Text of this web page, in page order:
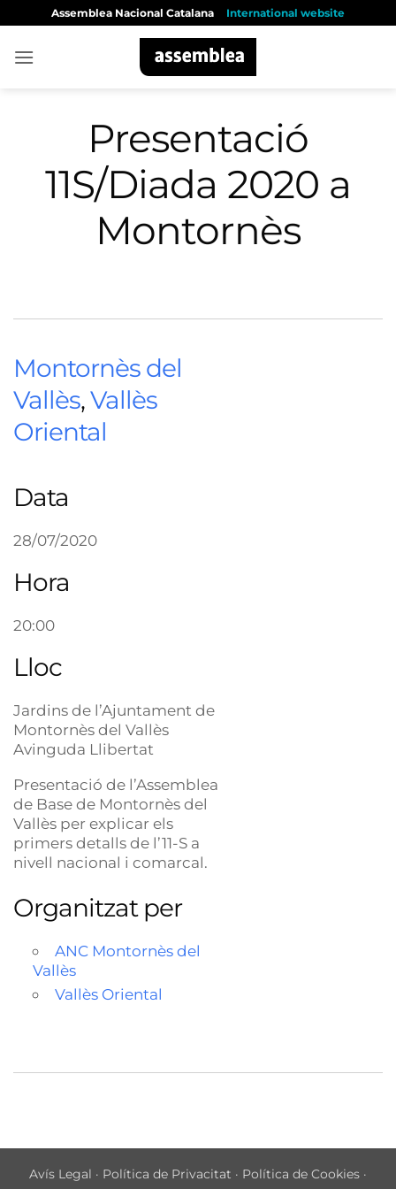
content
Assemblea Nacional Catalana International website
Presentació
11S/Diada 2020 a
Montornès
Montornès del
Vallès,Vallès
Oriental
Data
28/07/2020
Hora
20:00
Lloc
Jardins de l’Ajuntament de
Montornès del Vallès
Avinguda Llibertat
Presentació de l’Assemblea
de Base de Montornès del
Vallès per explicar els
primers detalls de l’11-S a
nivell nacional i comarcal.
Organitzat per
ANC Montornès del
Vallès
Vallès Oriental
Avís Legal · Política de Privacitat · Política de Cookies ·